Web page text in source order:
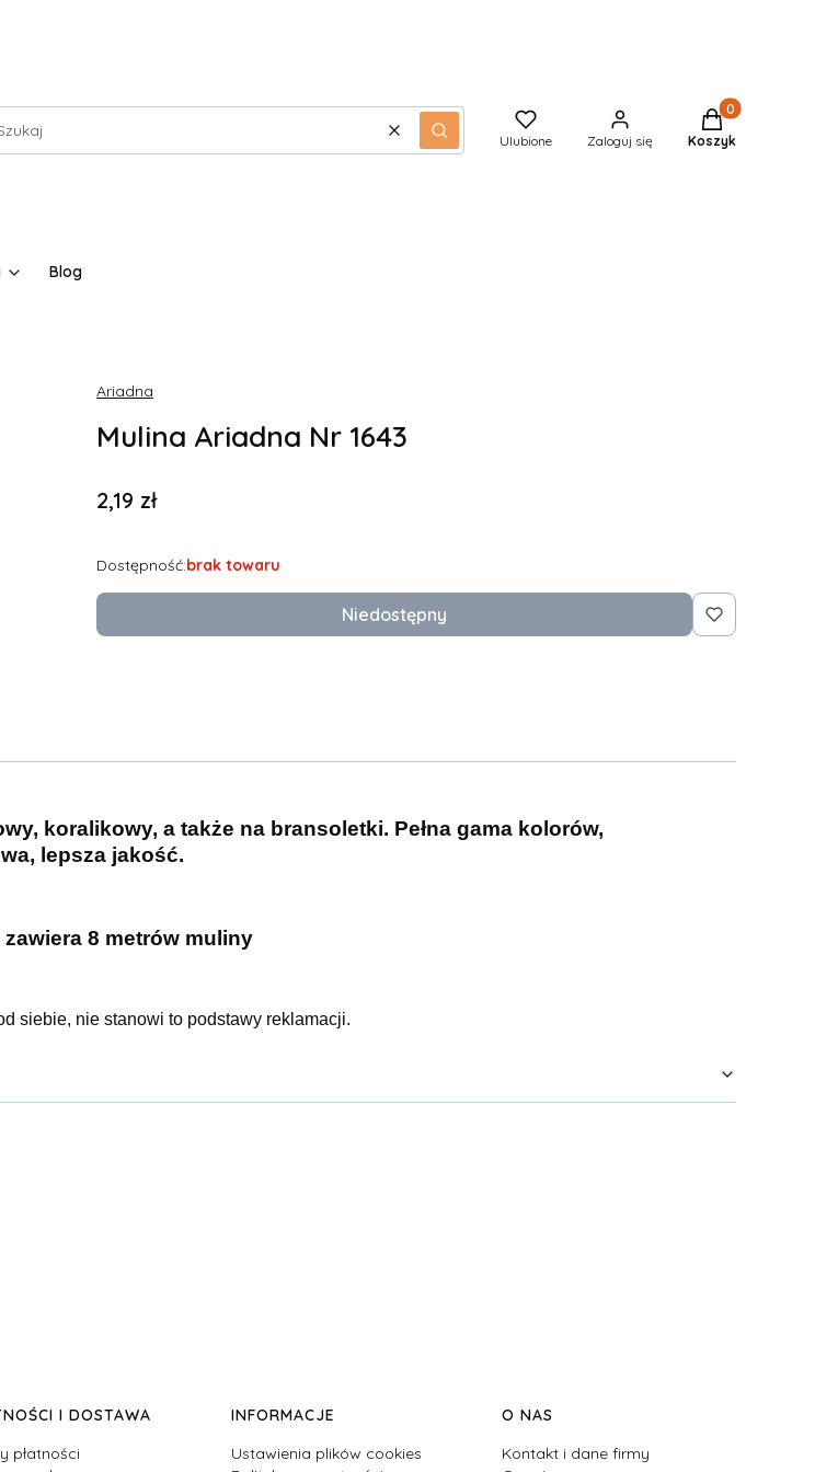
WyczyśćSzukaj Ulubione Zaloguj się
Produkty w
Koszyk
Blog
Ariadna
Mulina Ariadna Nr 1643
Cena
2,19 zł
Dostępność:brak towaru
Niedostępny
koralikowy, a także na bransoletki. Pełna gama kolorów,
lepsza jakość.
zawiera 8 metrów muliny
siebie, nie stanowi to podstawy reklamacji.
I DOSTAWA
płatności
INFORMACJE
Ustawienia plików cookies
O NAS
Kontakt i dane firmy